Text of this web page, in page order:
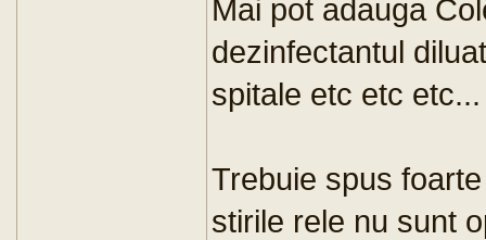
Mai pot adauga
dezinfectantul
spitale etc etc etc...
Trebuie spus
stirile rele nu sunt